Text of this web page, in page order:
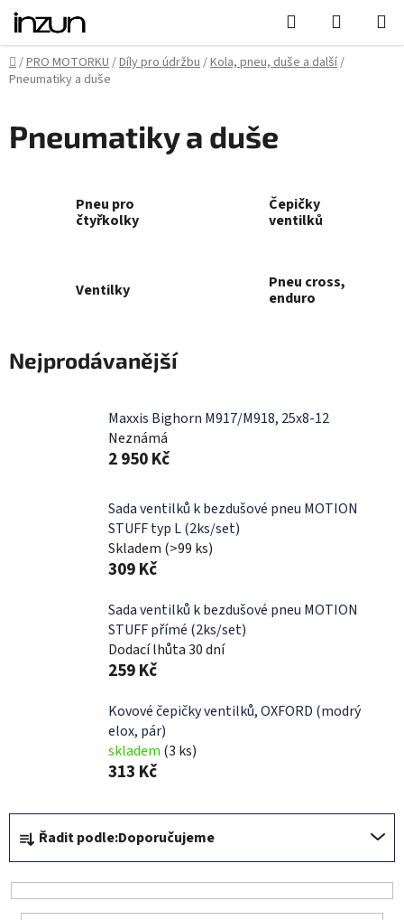
Přejít
obsah
Hledat
KOŠÍK
Domů
/PRO MOTORKU/Díly pro údržbu/Kola, pneu, duše a další/
Pneumatiky a duše
Pneumatiky a duše
Pneu pro
čtyřkolky
Čepičky
ventilků
Ventilky
Pneu cross,
enduro
Nejprodávanější
Maxxis Bighorn M917/M918, 25x8-12
Neznámá
2 950 Kč
Sada ventilků k bezdušové pneu MOTION
STUFF typ L (2ks/set)
Skladem (>99 ks)
309 Kč
Sada ventilků k bezdušové pneu MOTION
STUFF přímé (2ks/set)
Dodací lhůta 30 dní
259 Kč
Kovové čepičky ventilků, OXFORD (modrý
elox, pár)
skladem (3 ks)
313 Kč
Ř
a
z
e
Řadit podle:Doporučujeme